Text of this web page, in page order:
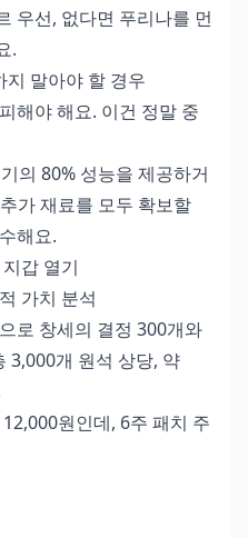
우선, 없다면 푸리나를 먼
.
지 말아야 할 경우
해야 해요. 이건 정말 중
의 80% 성능을 제공하거
가 재료를 모두 확보할
해요.
갑 열기
가치 분석
로 창세의 결정 300개와
3,000개 원석 상당, 약
원인데, 6주 패치 주